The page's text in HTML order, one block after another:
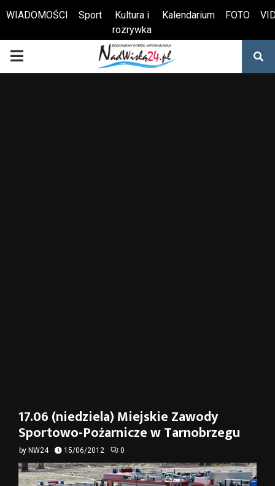
Otwórz pasek narzędzi
WIADOMOŚCI Sport
Kultura i
rozrywka
Kalendarium FOTO
PRIMARY
17.06 (niedziela) Miejskie Zawody
Sportowo-Pożarnicze w Tarnobrzegu
by NW24 15/06/2012 0